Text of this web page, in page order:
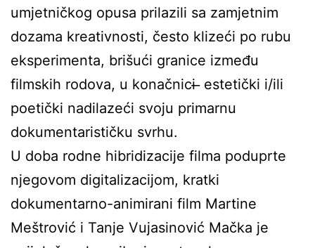
umjetničkog opusa prilazili sa zamjetnim
dozama kreativnosti, često klizeći po rubu
eksperimenta, brišući granice između
filmskih rodova, u konačnici ̶ estetički i/ili
poetički nadilazeći svoju primarnu
dokumentarističku svrhu.
U doba rodne hibridizacije filma poduprte
njegovom digitalizacijom, kratki
dokumentarno-animirani film Martine
Meštrović i Tanje Vujasinović Mačka je